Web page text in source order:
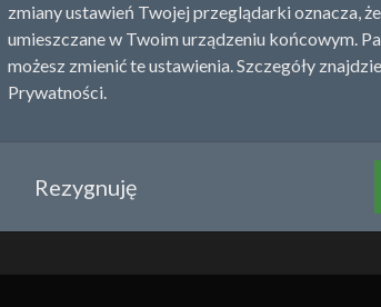
zmiany ustawień Twojej przeglądarki oznacza,
umieszczane w Twoim urządzeniu końcowym.
możesz zmienić te ustawienia. Szczegóły
Prywatności.
Rezygnuję